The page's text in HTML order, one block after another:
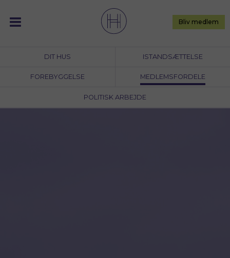
content
DIT HUS ISTANDSÆTTELSE
FOREBYGGELSE MEDLEMSFORDELE
POLITISK ARBEJDE
Bliv medlem